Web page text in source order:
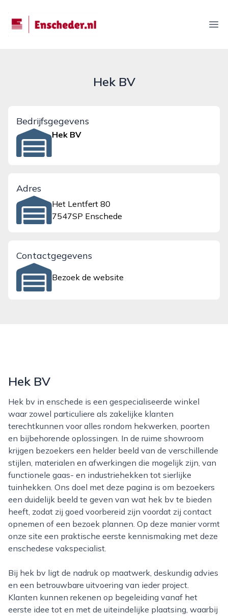
enscheder.nl
Hek BV
Bedrijfsgegevens
Hek BV
Adres
Het Lentfert 80
7547SP Enschede
Contactgegevens
Bezoek de website
Hek BV
Hek bv in enschede is een gespecialiseerde winkel
waar zowel particuliere als zakelijke klanten
terechtkunnen voor alles rondom hekwerken, poorten
en bijbehorende oplossingen. In de ruime showroom
krijgen bezoekers een helder beeld van de verschillende
stijlen, materialen en afwerkingen die mogelijk zijn, van
functionele gaas- en industriehekken tot sierlijke
tuinhekken. Ons doel met deze pagina is om bezoekers
een duidelijk beeld te geven van wat hek bv te bieden
heeft, zodat zij goed voorbereid zijn voordat zij contact
opnemen of een bezoek plannen. Op deze manier vormt
onze site een praktische eerste kennismaking met deze
enschedese vakspecialist.
Bij hek bv ligt de nadruk op maatwerk, deskundig advies
en een betrouwbare uitvoering van ieder project.
Klanten kunnen rekenen op begeleiding vanaf het
eerste idee tot en met de uiteindelijke plaatsing, waarbij